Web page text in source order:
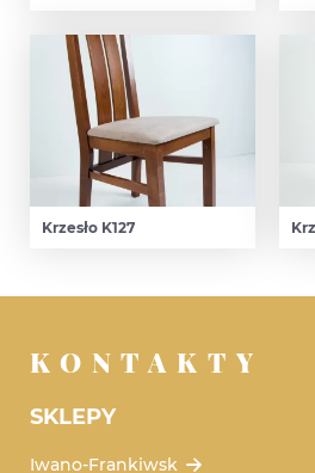
Krzesło K127
KONTAKTY
SKLEPY
Iwano-Frankiwsk